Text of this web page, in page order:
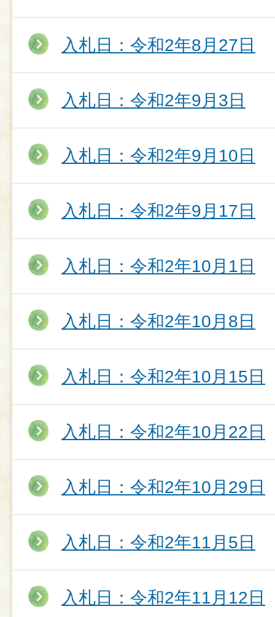
入札日：令和2年8月27日
入札日：令和2年9月3日
入札日：令和2年9月10日
入札日：令和2年9月17日
入札日：令和2年10月1日
入札日：令和2年10月8日
入札日：令和2年10月15日
入札日：令和2年10月22日
入札日：令和2年10月29日
入札日：令和2年11月5日
入札日：令和2年11月12日